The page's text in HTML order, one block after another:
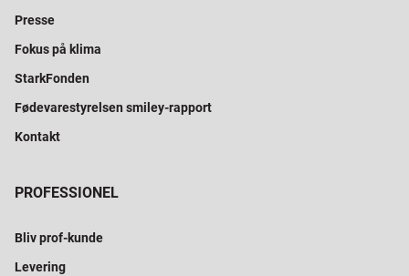
Presse
Fokus på klima
StarkFonden
Fødevarestyrelsen smiley-rapport
Kontakt
PROFESSIONEL
Bliv prof-kunde
Levering